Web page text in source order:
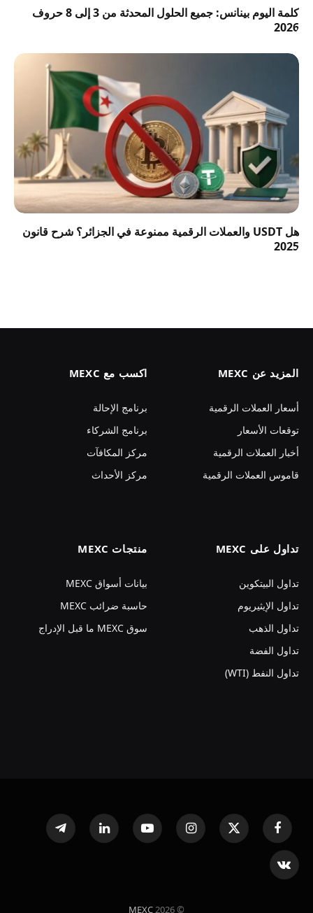
كلمة اليوم بينانس: جميع الحلول المحدثة من 3 إلى 8 حروف
2026
هل USDT والعملات الرقمية ممنوعة في الجزائر؟ شرح قانون
2025
المزيد عن MEXC
أسعار العملات الرقمية
توقعات الأسعار
أخبار العملات الرقمية
قاموس العملات الرقمية
اكسب مع MEXC
برنامج الإحالة
برنامج الشركاء
مركز المكافآت
مركز الأحداث
تداول على MEXC
تداول البيتكوين
تداول الإيثيريوم
تداول الذهب
تداول الفضة
تداول النفط (WTI)
منتجات MEXC
بيانات أسواق MEXC
حاسبة ضرائب MEXC
سوق MEXC ما قبل الإدراج
فيسبوك
X
(Twitter)
الانستغرام يوتيوب لينكدإن تيلقرام
VKontakte
© 2026
MEXC